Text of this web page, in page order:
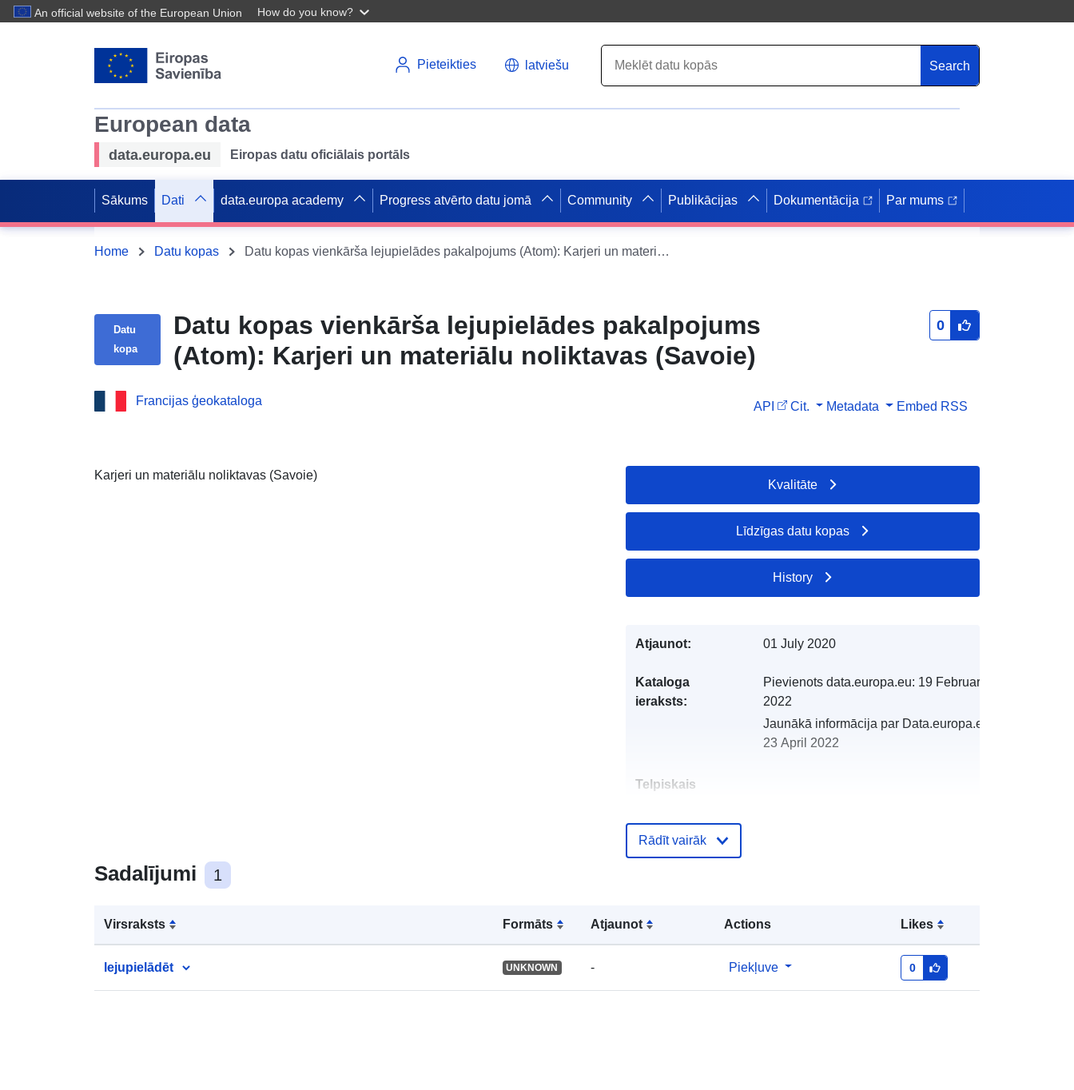
An official website of the European Union How do you know?
Pieteikties latviešu Search
European data
data.europa.eu Eiropas datu oficiālais portāls
Sākums Dati data.europa academy Progress atvērto datu jomā Community Publikācijas Dokumentācija Par mums
Home Datu kopas Datu kopas vienkārša lejupielādes pakalpojums (Atom): Karjeri un materiālu noliktavas (Savoie)
Datu
kopa
Datu kopas vienkārša lejupielādes pakalpojums
(Atom): Karjeri un materiālu noliktavas (Savoie)
0
Francijas ģeokataloga API Cit. Metadata Embed RSS
Karjeri un materiālu noliktavas (Savoie)
Sadalījumi 1
Virsraksts Formāts Atjaunot Actions Likes
lejupielādēt UNKNOWN - Piekļuve 0
Kvalitāte
Līdzīgas datu kopas
History
Atjaunot: 01 July 2020
Kataloga
ieraksts:
Pievienots data.europa.eu: 19 February
2022
Jaunākā informācija par Data.europa.eu:
23 April 2022
Telpiskais
Identifikatori:
120066022-srv-8e5aae4c-0520-
489b-99c3-04253aa004db
Rādīt vairāk